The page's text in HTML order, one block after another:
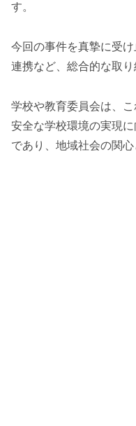
す。
今回の事件を真摯に受
連携など、総合的な取り
学校や教育委員会は、
安全な学校環境の実現
であり、地域社会の関心